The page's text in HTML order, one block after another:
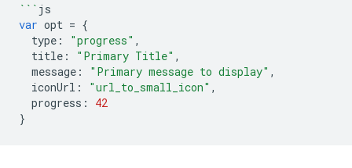
``` js
var opt = {
type : "progress" ,
title : "Primary Title" ,
message : "Primary message to display" ,
iconUrl : "url_to_small_icon" ,
progress :
42
}